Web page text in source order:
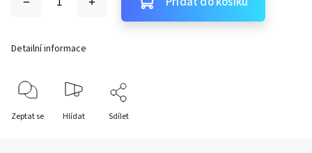
Detailní informace
Zeptat se Hlídat Sdílet